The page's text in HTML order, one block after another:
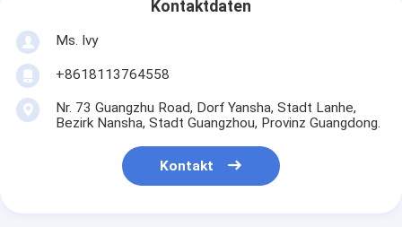
Kontaktdaten
Ms. Ivy
+8618113764558
Nr. 73 Guangzhu Road, Dorf Yansha, Stadt Lanhe,
Bezirk Nansha, Stadt Guangzhou, Provinz Guangdong.
Kontakt